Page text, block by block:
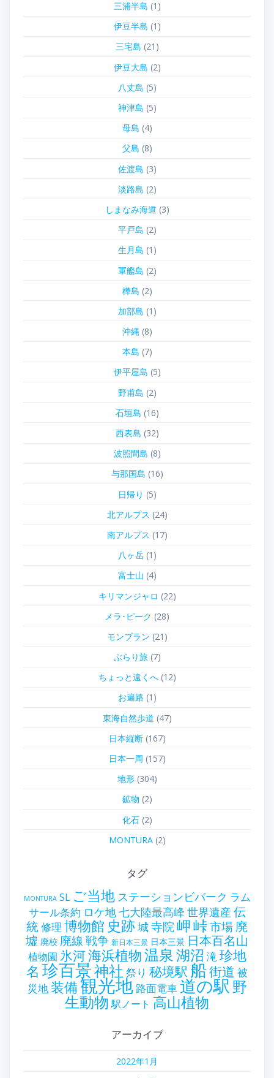
三浦半島 (1)
伊豆半島 (1)
三宅島 (21)
伊豆大島 (2)
八丈島 (5)
神津島 (5)
母島 (4)
父島 (8)
佐渡島 (3)
淡路島 (2)
しまなみ海道 (3)
平戸島 (2)
生月島 (1)
軍艦島 (2)
樺島 (2)
加部島 (1)
沖縄(8)
本島 (7)
伊平屋島 (5)
野甫島 (2)
石垣島 (16)
西表島 (32)
波照間島 (8)
与那国島 (16)
日帰り (5)
北アルプス (24)
南アルプス (17)
八ヶ岳(1)
富士山 (4)
キリマンジャロ (22)
メラ･ピーク (28)
モンブラン (21)
ぶらり旅(7)
ちょっと遠くへ(12)
お遍路 (1)
東海自然歩道 (47)
日本縦断(167)
日本一周 (157)
地形(304)
鉱物 (2)
化石(2)
MONTURA(2)
タグ
MONTURA SL ご当地 ステーションビバーク ラム
サール条約 ロケ地七大陸最高峰 世界遺産 伝
統修理 博物館 史跡城寺院岬峠市場 廃
墟 廃校 廃線戦争 新日本三景 日本三景 日本百名山
植物園 氷河海浜植物温泉湖沼 滝珍地
名 珍百景神社 祭り 秘境駅 船街道 被
災地装備観光地 路面電車道の駅 野
生動物 駅ノート 高山植物
アーカイブ
2022年1月